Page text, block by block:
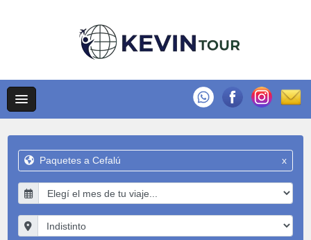
Paquetes a Cefalú x